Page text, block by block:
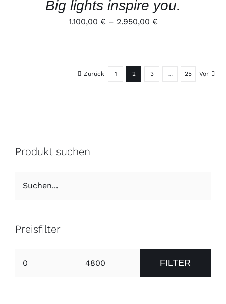
AUF
DER
PRODUKTSEITE
Big lights inspire you.
1.100,00 €– 2.950,00 €
Zurück 1 2 3 … 25 Vor
Produkt suchen
Preisfilter
Min.
Max.
FILTER